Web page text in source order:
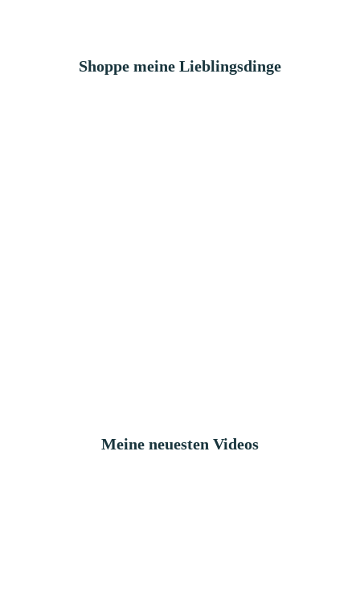
Shoppe meine Lieblingsdinge
Meine neuesten Videos